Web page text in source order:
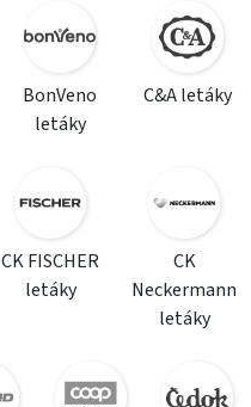
BonVeno
letáky
C&A letáky
CK FISCHER
letáky
CK
Neckermann
letáky